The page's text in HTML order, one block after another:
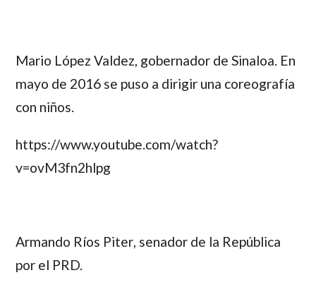
Mario López Valdez, gobernador de Sinaloa. En
mayo de 2016 se puso a dirigir una coreografía
con niños.
https://www.youtube.com/watch?
v=ovM3fn2hlpg
Armando Ríos Piter , senador de la República
por el PRD.